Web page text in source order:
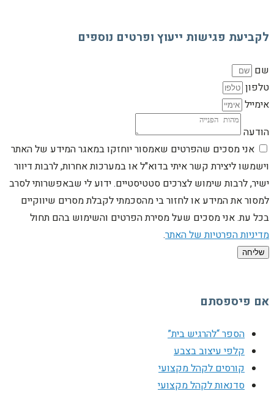
לקביעת פגישות ייעוץ ופרטים נוספים
שם
טלפון
אימייל
הודעה
אני מסכים שהפרטים שאמסור יוחזקו במאגר המידע של האתר
וישמשו ליצירת קשר איתי בדוא"ל או במערכות אחרות, לרבות דיוור
ישיר, לרבות שימוש לצרכים סטטיסטיים. ידוע לי שבאפשרותי לסרב
למסור את המידע או לחזור בי מהסכמתי לקבלת מסרים שיווקיים
בכל עת. אני מסכים שעל מסירת הפרטים והשימוש בהם תחול
מדיניות הפרטיות של האתר.
שליחה
אם פיספסתם
הספר “להרגיש בית”
קלפי עיצוב בצבע
קורסים לקהל מקצועי
סדנאות לקהל מקצועי